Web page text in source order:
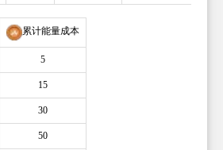
累计能量成本
5
15
30
50